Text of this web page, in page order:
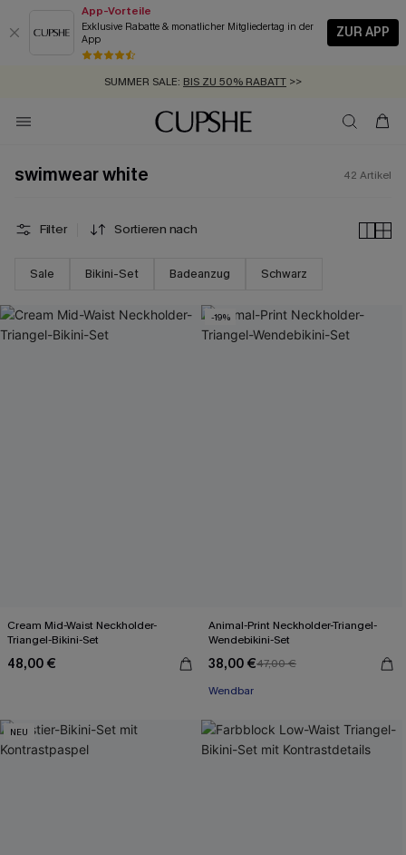
App-Vorteile
Exklusive Rabatte & monatlicher Mitgliedertag in der
App
ZUR APP
GRATIS MASSBAND MIT JEDEM SCHNELLVERSAND-ARTIKEL >>
SUMMER SALE:
ZUM NEWSLETTER:BIS ZU -20% EXTRA ERHALTEN
KOSTENLOSER VERSAND AB 89 €
swimwear white 42 Artikel
Filter Sortieren nach
Sale Bikini-Set Badeanzug Schwarz
Cream Mid-Waist Neckholder-
Triangel-Bikini-Set
48,00 €
-19%
Animal-Print Neckholder-Triangel-
Wendebikini-Set
38,00 €47,00 €
Wendbar
NEU